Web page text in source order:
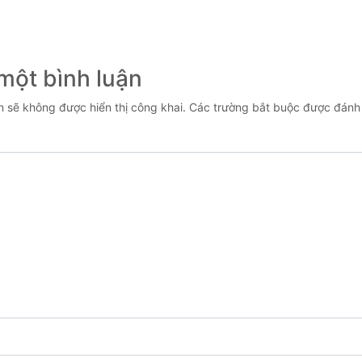
bình luận
sẽ không được hiển thị công khai. Các trường bắt buộc được